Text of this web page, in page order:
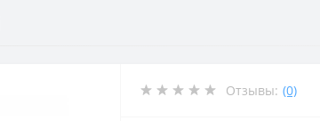
Отзывы: (0)